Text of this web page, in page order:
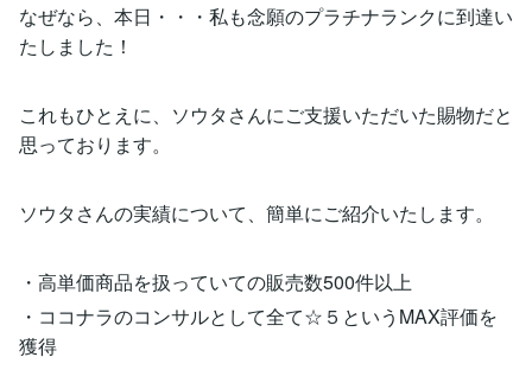
なぜなら、本日・・・私も念願のプラチナランクに到達い
たしました！
これもひとえに、ソウタさんにご支援いただいた賜物だと
思っております。
ソウタさんの実績について、簡単にご紹介いたします。
・高単価商品を扱っていての販売数500件以上
・ココナラのコンサルとして全て☆５というMAX評価を
獲得